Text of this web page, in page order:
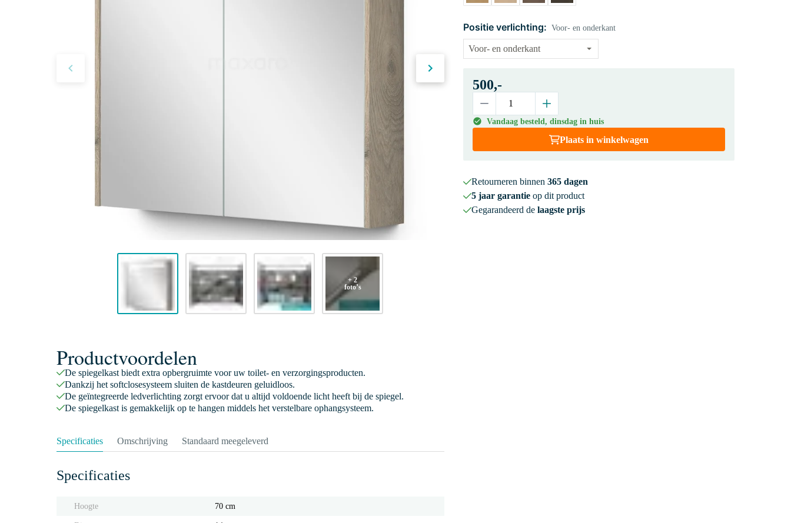
+ 2
foto’s
Positie verlichting: Voor- en onderkant
500,-
Vandaag besteld, dinsdag in huis
Plaats in winkelwagen
Retourneren binnen 365 dagen
5 jaar garantieop dit product
Gegarandeerd de laagste prijs
Productvoordelen
De spiegelkast biedt extra opbergruimte voor uw toilet- en verzorgingsproducten.
Dankzij het softclosesysteem sluiten de kastdeuren geluidloos.
De geïntegreerde ledverlichting zorgt ervoor dat u altijd voldoende licht heeft bij de spiegel.
De spiegelkast is gemakkelijk op te hangen middels het verstelbare ophangsysteem.
Specificaties Omschrijving Standaard meegeleverd
Specificaties
Hoogte 70 cm